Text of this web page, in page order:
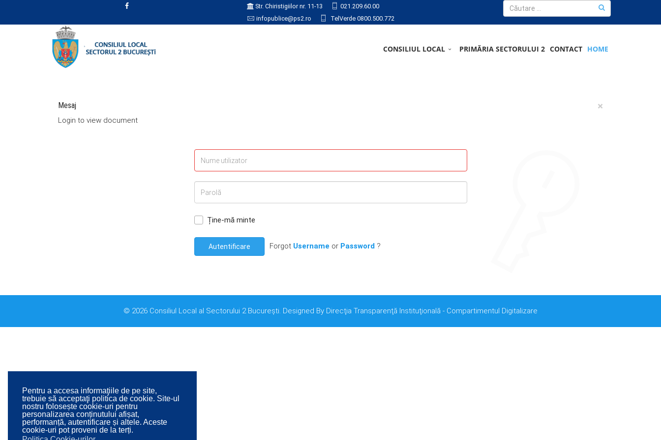
Pentru a accesa informaţiile de pe site,
trebuie să acceptaţi politica de cookie. Site-ul
nostru folosește cookie-uri pentru
personalizarea conținutului afișat,
performanță, autentificare și altele. Aceste
cookie-uri pot proveni de la terți.
Str. Chiristigiilor nr. 11-13
021.209.60.00
infopublice@ps2.ro
TelVerde 0800.500.772
CONSILIUL LOCAL PRIMĂRIA SECTORULUI 2 CONTACT HOME
×
Mesaj
Login to view document
Ține-mă minte
Autentificare Forgot Username or Password?
© 2026 Consiliul Local al Sectorului 2 București. Designed By Direcţia Transparenţă Instituţională - Compartimentul Digitalizare